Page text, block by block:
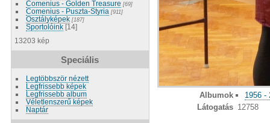
Comenius - Golden Treasure [69]
Comenius - Puszta-Styria [911]
Osztályképek [187]
Sportolóink [14]
13203 kép
Speciális
Legtöbbször nézett
Legfrissebb képek
Legfrissebb album
Véletlenszerű képek
Naptár
Albumok
1956 -
Látogatás 12758